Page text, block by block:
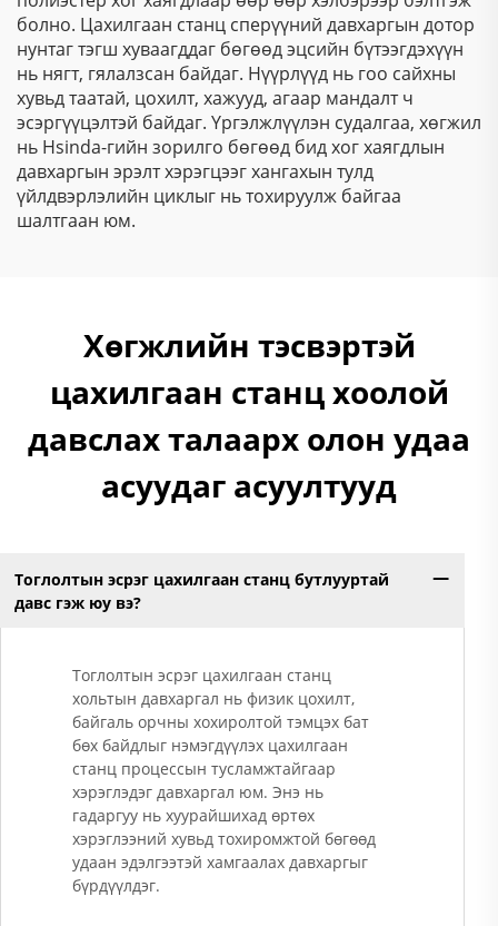
болно. Цахилгаан станц сперүүний давхаргын дотор
нунтаг тэгш хуваагддаг бөгөөд эцсийн бүтээгдэхүүн
нь нягт, гялалзсан байдаг. Нүүрлүүд нь гоо сайхны
хувьд таатай, цохилт, хажууд, агаар мандалт ч
эсэргүүцэлтэй байдаг. Үргэлжлүүлэн судалгаа, хөгжил
нь Hsinda-гийн зорилго бөгөөд бид хог хаягдлын
давхаргын эрэлт хэрэгцээг хангахын тулд
үйлдвэрлэлийн циклыг нь тохируулж байгаа
шалтгаан юм.
Хөгжлийн тэсвэртэй
цахилгаан станц хоолой
давслах талаарх олон удаа
асуудаг асуултууд
Тоглолтын эсрэг цахилгаан станц бутлууртай
давс гэж юу вэ?
Тоглолтын эсрэг цахилгаан станц
хольтын давхаргал нь физик цохилт,
байгаль орчны хохиролтой тэмцэх бат
бөх байдлыг нэмэгдүүлэх цахилгаан
станц процессын тусламжтайгаар
хэрэглэдэг давхаргал юм. Энэ нь
гадаргуу нь хуурайшихад өртөх
хэрэглээний хувьд тохиромжтой бөгөөд
удаан эдэлгээтэй хамгаалах давхаргыг
бүрдүүлдэг.